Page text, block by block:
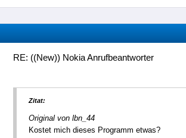
RE: ((New)) Nokia Anrufbeantworter
Zitat:
Original von lbn_44
Kostet mich dieses Programm etwas?